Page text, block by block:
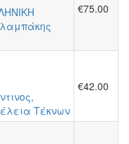
€75.00
Τέκνων
€42.00